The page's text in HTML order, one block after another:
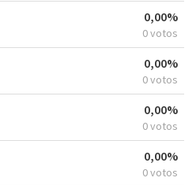
0,00%
0 votos
0,00%
0 votos
0,00%
0 votos
0,00%
0 votos